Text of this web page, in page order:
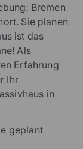
Bremen
Sie planen
ist das
Als
Erfahrung
Ihr
in
geplant